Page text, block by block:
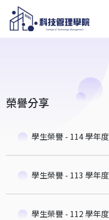
榮譽分享
學生榮譽 - 114 學年度
學生榮譽 - 113 學年度
學生榮譽 - 112 學年度